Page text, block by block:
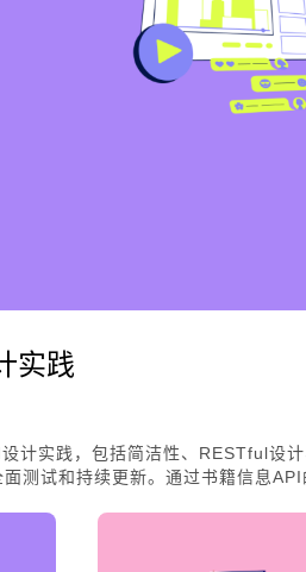
实践
计实践，包括简洁性、RESTful设
测试和持续更新。通过书籍信息